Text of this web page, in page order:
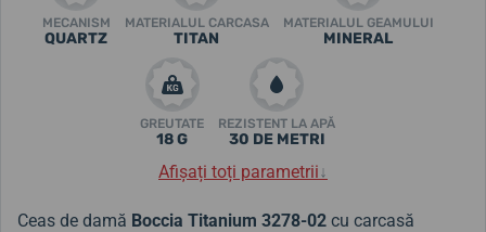
MECANISM
QUARTZ
MATERIALUL CARCASA
TITAN
MATERIALUL GEAMULUI
MINERAL
GREUTATE
18 G
REZISTENT LA APĂ
30 DE METRI
Afișați toți parametrii↓
Ceas de damă Boccia Titanium 3278-02 cu carcasă